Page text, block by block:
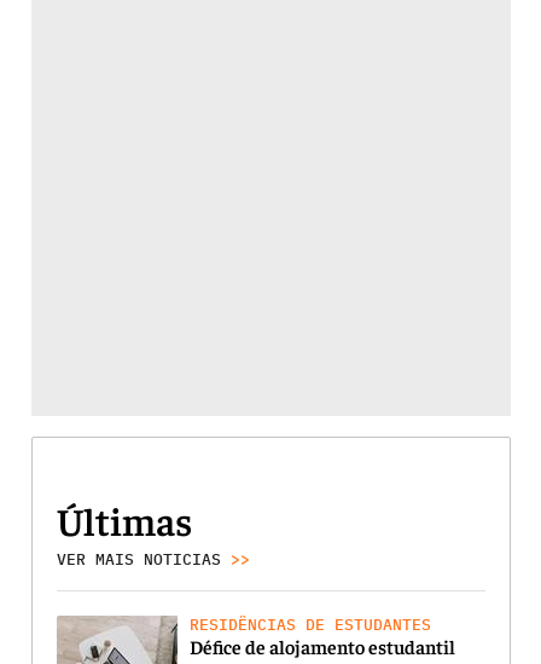
Últimas
VER MAIS NOTICIAS >>
RESIDÊNCIAS DE ESTUDANTES
Défice de alojamento estudantil